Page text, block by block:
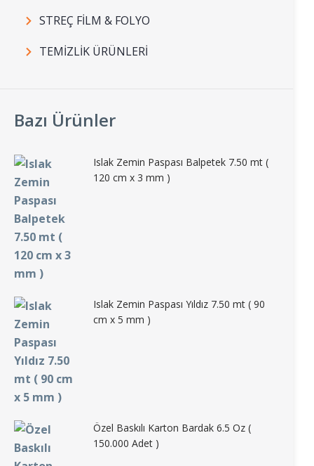
STREÇ FİLM & FOLYO
TEMİZLİK ÜRÜNLERİ
Bazı Ürünler
Islak Zemin Paspası Balpetek 7.50 mt (
120 cm x 3 mm )
Islak Zemin Paspası Yıldız 7.50 mt ( 90
cm x 5 mm )
Özel Baskılı Karton Bardak 6.5 Oz (
150.000 Adet )